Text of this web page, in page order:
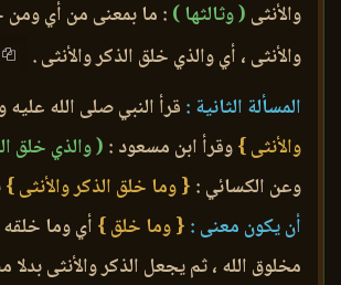
والأنثى ( وثالثها ) : ما بمعنى من أي ومن
والأنثى ، أي والذي خلق الذكر والأنثى .
المسألة الثانية : قرأ النبي صلى الله
والأنثى }وقرأ ابن مسعود : ( والذي خلق
وعن الكسائي : { وما خلق الذكر والأنثى }
أن يكون معنى : { وما خلق }أي وما خلقه
مخلوق الله ، ثم يجعل الذكر والأنثى